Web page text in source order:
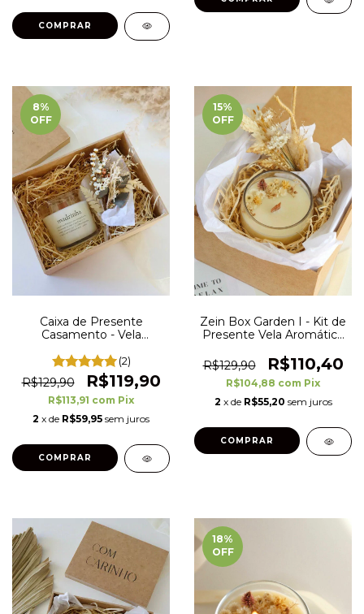
8%
OFF
Caixa de Presente
Casamento - Vela
Padrinho Convite - Pronta
Entrega
(2)
R$129,90 R$119,90
R$113,91 com Pix
2 x de R$59,95 sem juros
COMPRAR
15%
OFF
Zein Box Garden I - Kit de
Presente Vela Aromática
R$129,90
R$110,40
R$104,88 com Pix
2 x de R$55,20 sem juros
18%
OFF